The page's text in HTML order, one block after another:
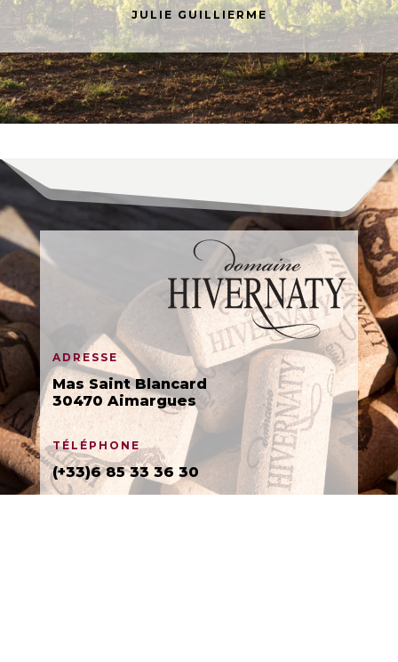
JULIE GUILLIERME
ADRESSE
Mas Saint Blancard
30470 Aimargues
TÉLÉPHONE
(+33)6 85 33 36 30